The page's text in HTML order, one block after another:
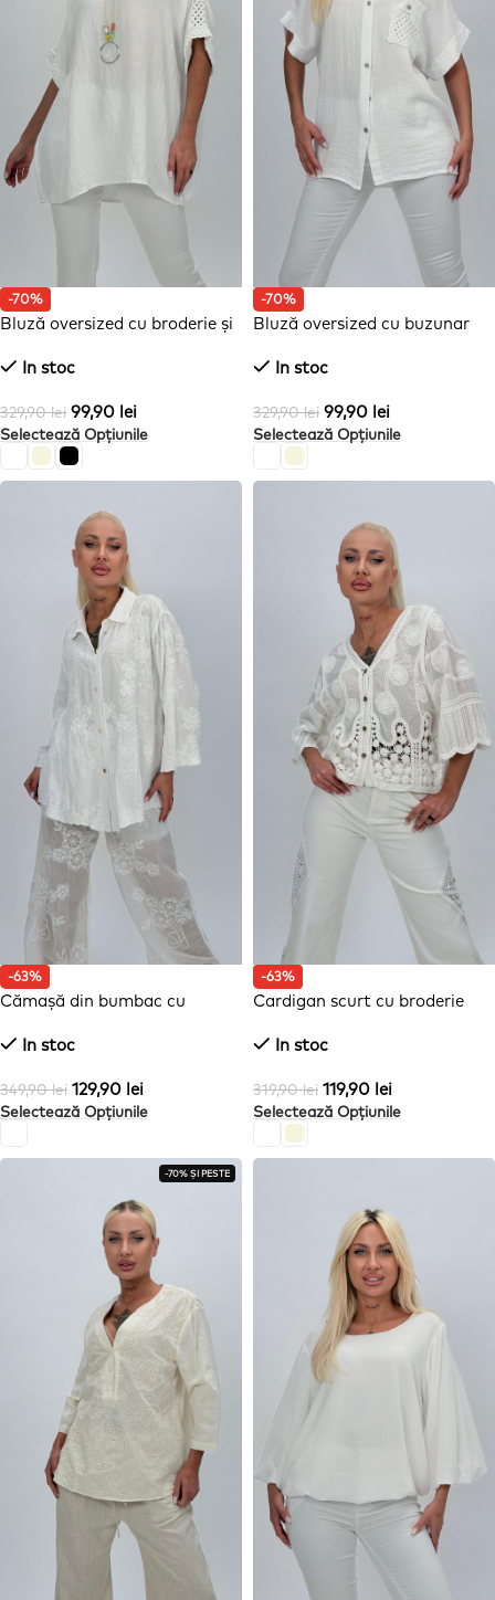
-70%
Bluză oversized cu broderie și
In stoc
329,90lei 99,90 lei
Selectează Opțiunile
-70%
Bluză oversized cu buzunar
In stoc
329,90lei 99,90 lei
Selectează Opțiunile
-63%
Cămașă din bumbac cu
In stoc
349,90lei 129,90 lei
Selectează Opțiunile
-63%
Cardigan scurt cu broderie
In stoc
319,90lei 119,90 lei
Selectează Opțiunile
-70% ȘI PESTE